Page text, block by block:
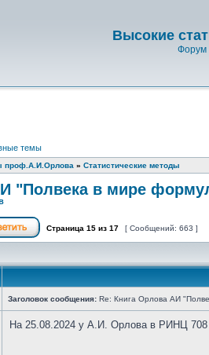
Высокие
Форум
темы
проф.А.И.Орлова » Статистические методы
"Полвека в мире
Страница 15 из 17 [ Сообщений: 663 ]
Заголовок сообщения: Re: Книга Орлова АИ
На 25.08.2024 у А.И. Орлова в РИНЦ 708